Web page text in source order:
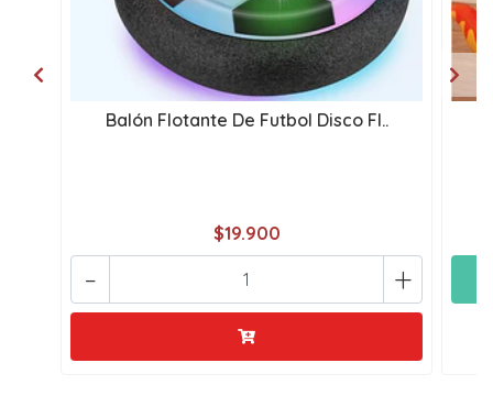
Balón Flotante De Futbol Disco Fl..
$19.900
+
-